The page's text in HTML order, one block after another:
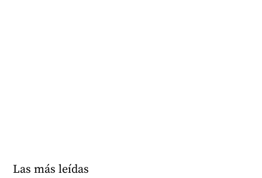
Las más leídas